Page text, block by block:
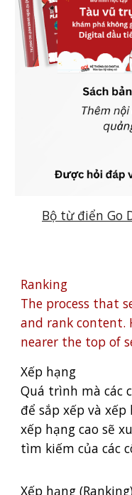
Bộ từ điển Go
Ranking
The process that
and rank content.
nearer the top of
Xếp hạng
Quá trình mà các
để sắp xếp và
xếp hạng cao sẽ
tìm kiếm của các
Xếp hạng